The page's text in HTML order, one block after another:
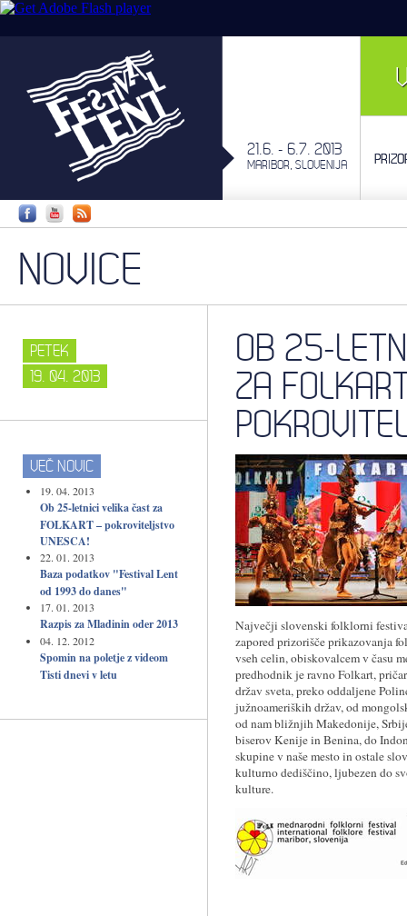
21.6. - 6.7. 2013
MARIBOR, SLOVENIJA
NOVICE
PETEK
19. 04. 2013
VEČ NOVIC
19. 04. 2013
Ob 25-letnici velika čast za
FOLKART – pokroviteljstvo
UNESCA!
22. 01. 2013
Baza podatkov "Festival Lent
od 1993 do danes"
17. 01. 2013
Razpis za Mladinin oder 2013
04. 12. 2012
Spomin na poletje z videom
Tisti dnevi v letu
OB 25-
ZA
Največji slovenski folklorni
zapored prizorišče prikazovanja
vseh celin, obiskovalcem v času
predhodnik je ravno Folkart,
držav sveta, preko oddaljene
južnoameriških držav, od
od nam bližnjih Makedonije,
biserov Kenije in Benina, do
skupine v naše mesto in ostale
kulturno dediščino, ljubezen do
kulture.